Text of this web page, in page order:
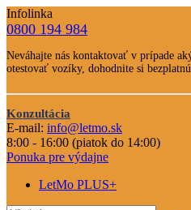
Infolinka
Telefone
číslo
0800 194 984
Text
Nevahajte
nás
kontaktovať
Neváhajte nás kontaktovať v prípade
otestovať vozíky, dohodnite si
Odkaz
na
konzultáciu
Konzultácia
E-mail: info@letmo.sk
8:00 - 16:00 (piatok do 14:00)
Ponuka pre výdajne
LetMo PLUS+